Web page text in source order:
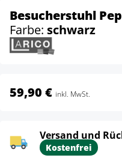
Besucherstuhl
Farbe: schwarz
59,90 € inkl. MwSt.
Versand und
Kostenfrei